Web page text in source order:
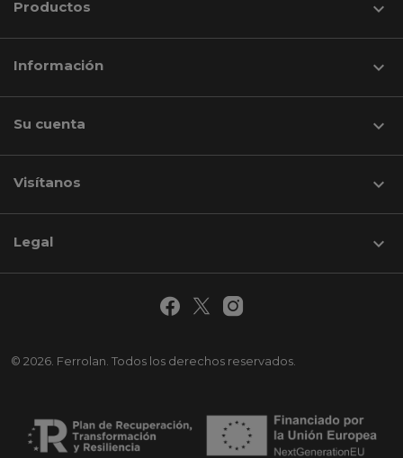
Productos 
Información 
Su cuenta 
Visítanos keyboard_arrow_down
© 2026. Ferrolan. Todos los derechos reservados.
Legal 